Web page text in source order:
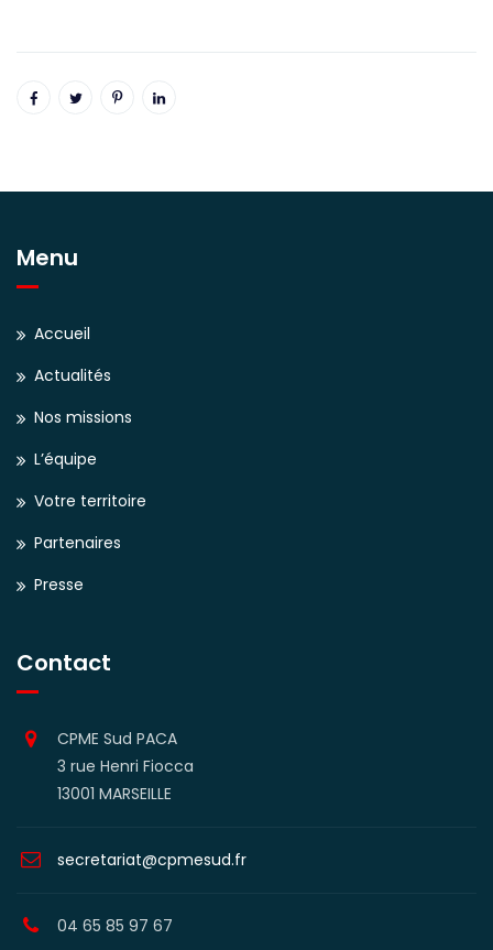
Menu
Accueil
Actualités
Nos missions
L’équipe
Votre territoire
Partenaires
Presse
Contact
CPME Sud PACA
3 rue Henri Fiocca
13001 MARSEILLE
secretariat@cpmesud.fr
04 65 85 97 67